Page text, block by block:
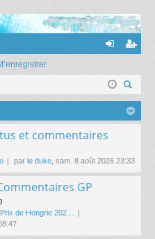
ne
on
nr
eg
ist
ec
her
et commentaires
par le duke , sam. 8 août 2026 23:33
GP
de Hongrie 202…